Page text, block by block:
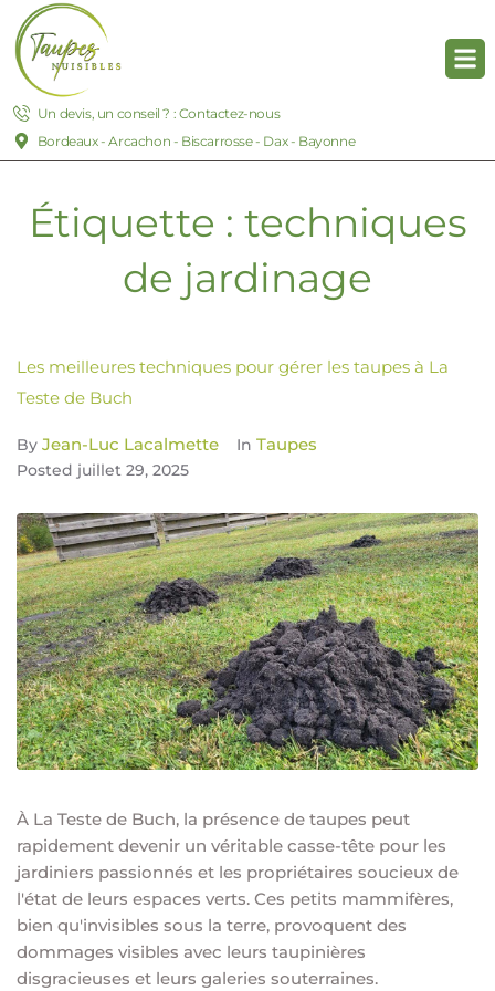
Un devis, un conseil ? : Contactez-nous
Bordeaux - Arcachon - Biscarrosse - Dax - Bayonne
Étiquette : techniques
de jardinage
Les meilleures techniques pour gérer les taupes à La
Teste de Buch
By Jean-Luc Lacalmette In Taupes
Posted juillet 29, 2025
À La Teste de Buch, la présence de taupes peut
rapidement devenir un véritable casse-tête pour les
jardiniers passionnés et les propriétaires soucieux de
l'état de leurs espaces verts. Ces petits mammifères,
bien qu'invisibles sous la terre, provoquent des
dommages visibles avec leurs taupinières
disgracieuses et leurs galeries souterraines.